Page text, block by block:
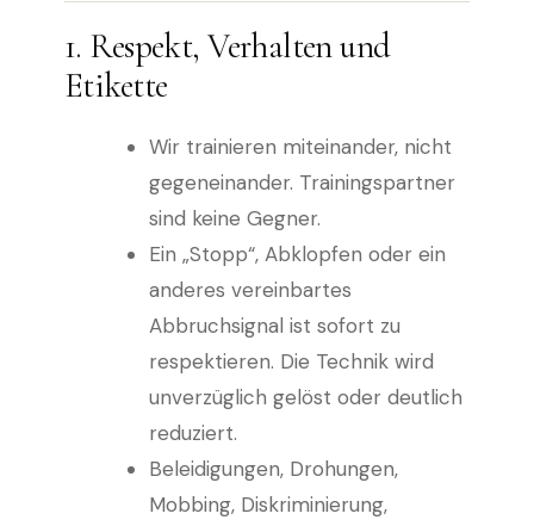
1. Respekt, Verhalten und
Etikette
Wir trainieren miteinander, nicht
gegeneinander. Trainingspartner
sind keine Gegner.
Ein „Stopp“, Abklopfen oder ein
anderes vereinbartes
Abbruchsignal ist sofort zu
respektieren. Die Technik wird
unverzüglich gelöst oder deutlich
reduziert.
Beleidigungen, Drohungen,
Mobbing, Diskriminierung,